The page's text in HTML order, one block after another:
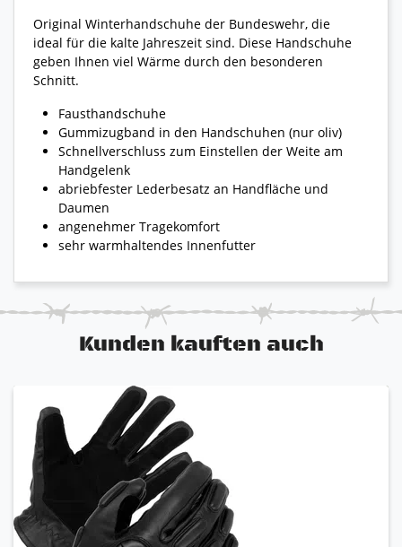
Original Winterhandschuhe der Bundeswehr, die
ideal für die kalte Jahreszeit sind. Diese Handschuhe
geben Ihnen viel Wärme durch den besonderen
Schnitt.
Fausthandschuhe
Gummizugband in den Handschuhen (nur oliv)
Schnellverschluss zum Einstellen der Weite am
Handgelenk
abriebfester Lederbesatz an Handfläche und
Daumen
angenehmer Tragekomfort
sehr warmhaltendes Innenfutter
Kunden kauften auch